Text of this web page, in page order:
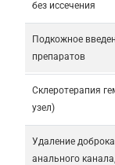
без иссечения
Подкожное
препаратов
Склеротерапия
узел)
Удаление
анального